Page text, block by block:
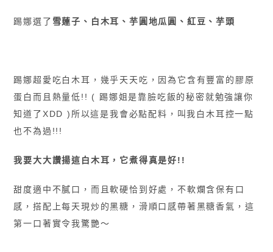
踢娜選了 雪蓮子、白木耳、芋圓地瓜圓、紅豆、芋頭
踢娜超愛吃白木耳，幾乎天天吃，因為它含有豐富的膠原
蛋白而且熱量低!! ( 踢娜姐是靠臉吃飯的秘密就勉強讓你
知道了XDD ) 所以這是我會必點配料，叫我白木耳控一點
也不為過!!!
我要大大讚揚這白木耳，它煮得真是好!!
甜度適中不膩口，而且軟硬恰到好處，不軟爛含保有口
感，搭配上每天現炒的黑糖，滑順口感帶著黑糖香氣，這
第一口著實令我驚艷〜